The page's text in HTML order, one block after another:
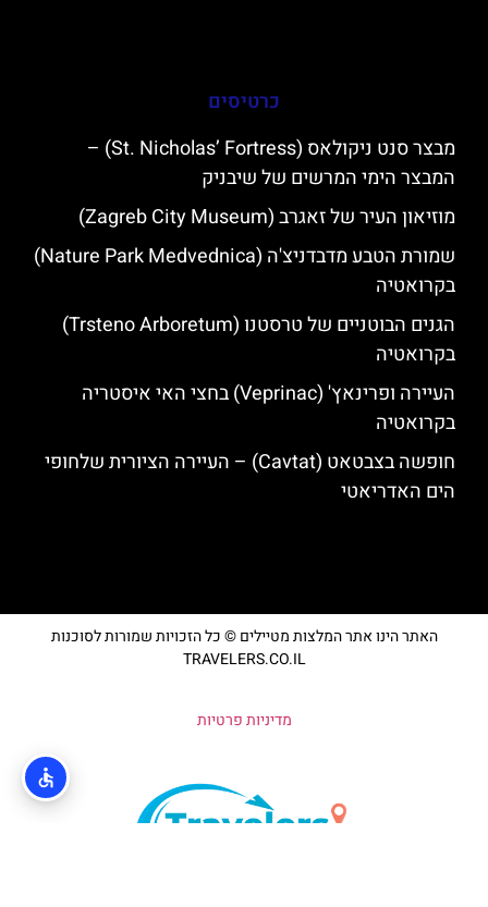
כרטיסים
מבצר סנט ניקולאס (St. Nicholas’ Fortress) –
המבצר הימי המרשים של שיבניק
מוזיאון העיר של זאגרב (Zagreb City Museum)
שמורת הטבע מדבדניצ'ה (Nature Park Medvednica)
בקרואטיה
הגנים הבוטניים של טרסטנו (Trsteno Arboretum)
בקרואטיה
העיירה ופרינאץ' (Veprinac) בחצי האי איסטריה
בקרואטיה
חופשה בצבטאט (Cavtat) – העיירה הציורית שלחופי
הים האדריאטי
האתר הינו אתר המלצות מטיילים © כל הזכויות שמורות לסוכנות
TRAVELERS.CO.IL
מדיניות פרטיות